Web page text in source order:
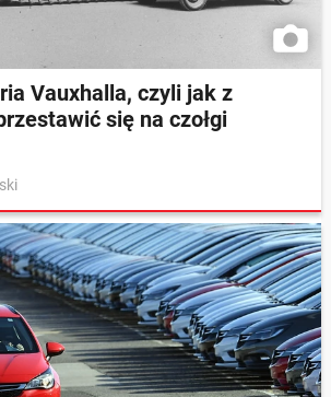
Vauxhalla, czyli jak z
się na czołgi